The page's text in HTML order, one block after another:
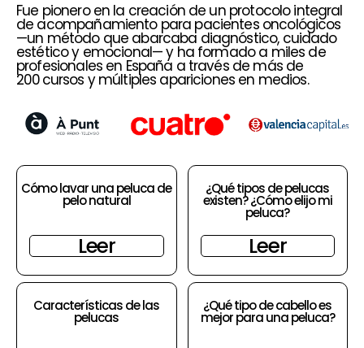
Fue pionero en la creación de un protocolo integral
de acompañamiento para pacientes oncológicos
—un método que abarcaba diagnóstico, cuidado
estético y emocional— y ha formado a miles de
profesionales en España a través de más de
200 cursos y múltiples apariciones en medios.
Cómo lavar una peluca de
pelo natural
Leer
¿Qué tipos de pelucas
existen? ¿Cómo elijo mi
peluca?
Leer
Características de las
pelucas
¿Qué tipo de cabello es
mejor para una peluca?